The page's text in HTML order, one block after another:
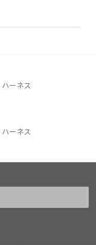
ハーネス
ハーネス